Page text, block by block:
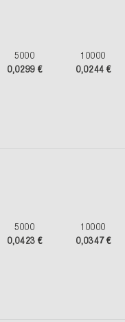
5000
0,0299 €
10000
0,0244 €
5000
0,0423 €
10000
0,0347 €